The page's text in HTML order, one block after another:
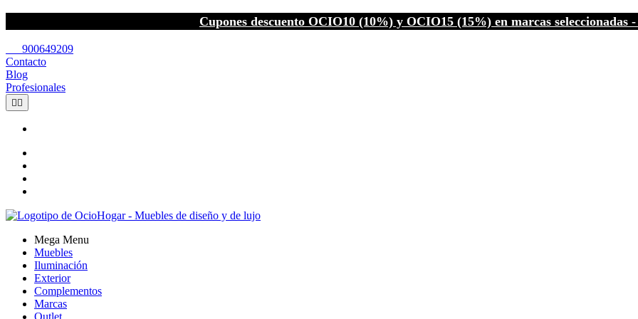
Cupones descuento OCIO10 (10%) y OCIO15 (15%) en marcas seleccionadas
900649209
Contacto
Blog
Profesionales
 
Mega Menu
Muebles
Iluminación
Exterior
Complementos
Marcas
Outlet